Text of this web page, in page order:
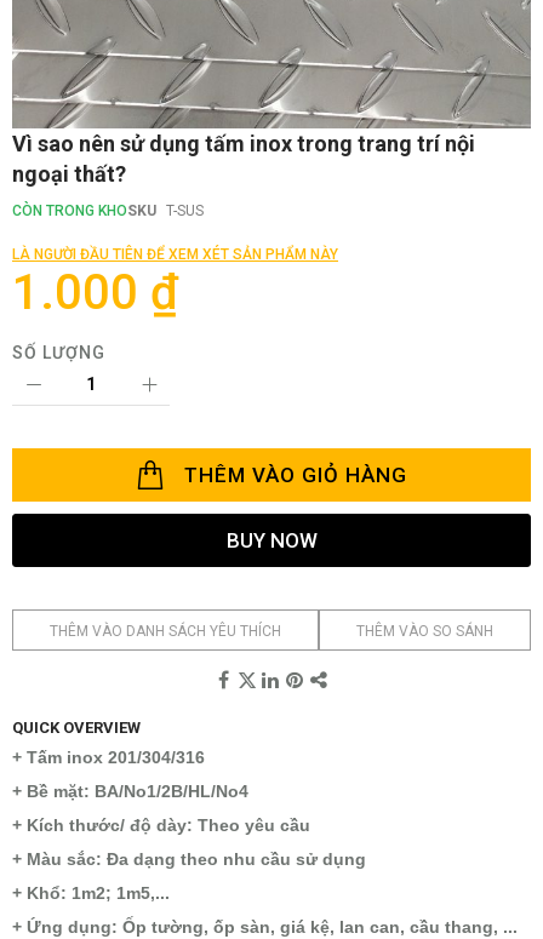
Chuyển
phần
đầu
của
thư
viện
hình
Vì sao nên sử dụng tấm inox trong trang trí nội
ngoại thất?
CÒN TRONG KHOSKU T-SUS
LÀ NGƯỜI ĐẦU TIÊN ĐỂ XEM XÉT SẢN PHẨM NÀY
1.000 ₫
SỐ LƯỢNG
THÊM VÀO GIỎ HÀNG
BUY NOW
THÊM VÀO DANH SÁCH YÊU THÍCH THÊM VÀO SO SÁNH
QUICK OVERVIEW
+ Tấm inox 201/304/316
+ Bề mặt: BA/No1/2B/HL/No4
+ Kích thước/ độ dày: Theo yêu cầu
+ Màu sắc: Đa dạng theo nhu cầu sử dụng
+ Khổ: 1m2; 1m5,...
+ Ứng dụng: Ốp tường, ốp sàn, giá kệ, lan can, cầu thang, ...